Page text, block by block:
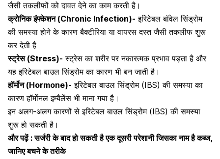
जैसी तकलीफों को दावत देने का काम करती है।
क्रोनिक इंफ्केशन (Chronic Infection)- इरिटेबल बॉवेल सिंड्रोम
की समस्या होने के कारण बैक्टीरिया या वायरसदस्तजैसी तकलीफ शुरू
कर देती है
स्ट्रेस (Stress)- स्ट्रेस का शरीर पर नकारत्मक प्रभाव पड़ता है और
यह इरिटेबल बाउल सिंड्रोम का कारण भी बन जाती है।
हॉर्मोन (Hormone)- इरिटेबल बाउल सिंड्रोम (IBS) की समस्या का
कारण हॉर्मोनल इम्बैलेंस भी माना गया है।
इन अलग-अलग कारणों से इरिटेबल बाउल सिंड्रोम (IBS) की समस्या
शुरू हो सकती है।
और पढ़ें :सर्जरी के बाद हो सकती है एक दूसरी परेशानी जिसका नाम है कब्ज,
जानिए बचने के तरीके